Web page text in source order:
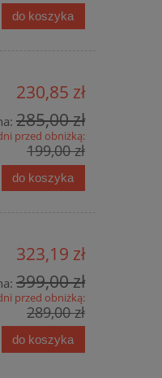
do koszyka
230,85 zł
285,00 zł
przed obniżką:
199,00 zł
do koszyka
323,19 zł
399,00 zł
przed obniżką:
289,00 zł
do koszyka